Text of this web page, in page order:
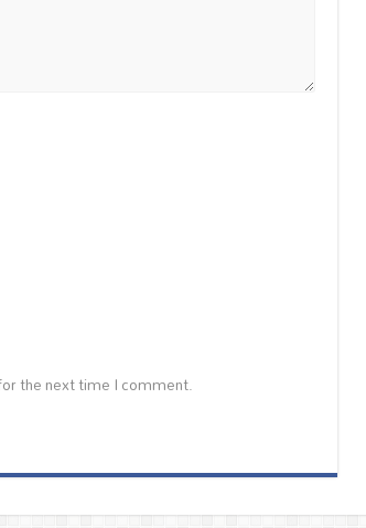
the next time I comment.